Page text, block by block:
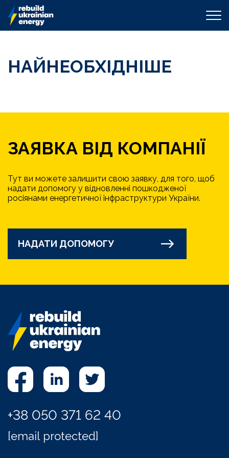
НАЙНЕОБХІДНІШЕ
ЗАЯВКА ВІД КОМПАНІЇ
Тут ви можете залишити свою заявку, для того, щоб
надати допомогу у відновленні пошкодженої
росіянами енергетичної інфраструктури України.
НАДАТИ ДОПОМОГУ
+38 050 371 62 40
[email protected]